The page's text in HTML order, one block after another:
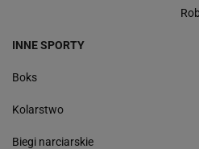
INNE SPORTY
Boks
Kolarstwo
Biegi narciarskie